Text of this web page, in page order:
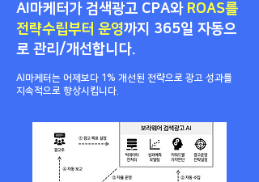
AI마케터가 검색광고 CPA와 ROAS를
전략수립부터 운영까지 365일 자동으
로 관리/개선합니다.
AI마케터는 어제보다 1% 개선된 전략으로 광고 성과를
지속적으로 향상시킵니다.